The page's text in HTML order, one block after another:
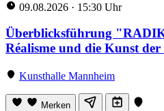
09.08.2026 · 15:30 Uhr
Überblicksführung
Réalisme und die Kunst
Kunsthalle Mannheim
Merken